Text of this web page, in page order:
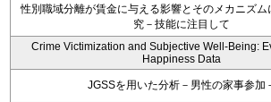
性別職域分離が賃金に与える影響とそのメカニズム
究－技能に注目して
Crime Victimization and Subjective Well-Being:
Happiness Data
JGSSを用いた分析－男性の家事参加